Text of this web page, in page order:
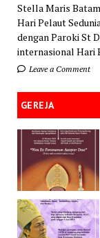
Stella Maris
Hari Pelaut
dengan Paroki St
internasional Hari
Leave a Comment
GEREJA